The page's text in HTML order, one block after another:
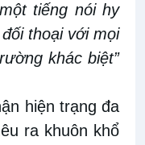
tiếng nói hy
thoại với mọi
khác biệt”
hiện trạng đa
ra khuôn khổ